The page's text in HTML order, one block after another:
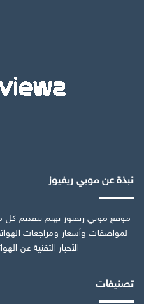
نبذة عن موبي ريفيوز
موقع موبي ريفيوز يهتم بتقديم
لمواصفات وأسعار ومراجعات
الأخبار التقنية عن
تصنيفات